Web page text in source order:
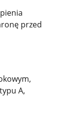
przed
A,